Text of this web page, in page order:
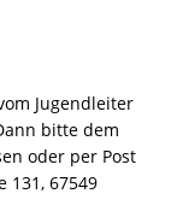
Jugendleiter
bitte dem
oder per Post
131, 67549